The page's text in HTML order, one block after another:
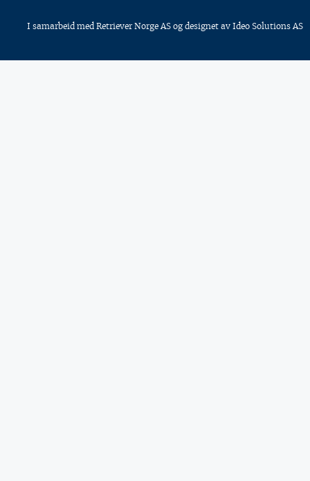
I samarbeid med Retriever Norge AS og designet av Ideo Solutions AS